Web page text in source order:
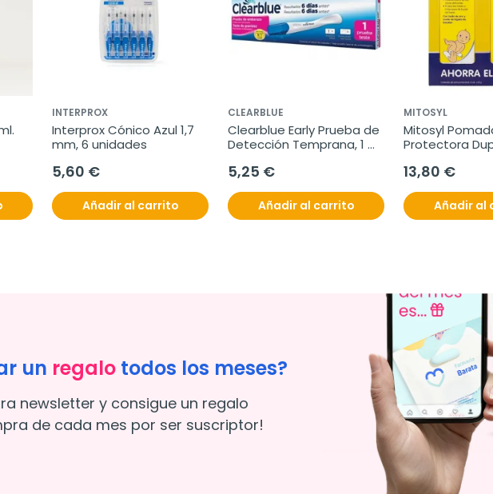
INTERPROX
Interprox Cónico Azul 1,7
mm, 6 unidades
5,60 €
Añadir al carrito
CLEARBLUE
Clearblue Early Prueba de
Detección Temprana, 1
5,25 €
Añadir al carrito
MITOSYL
Mitosyl
Protectora
13,80 €
Añadir al
un regalo todos los meses?
newsletter y consigue un regalo
de cada mes por ser suscriptor!